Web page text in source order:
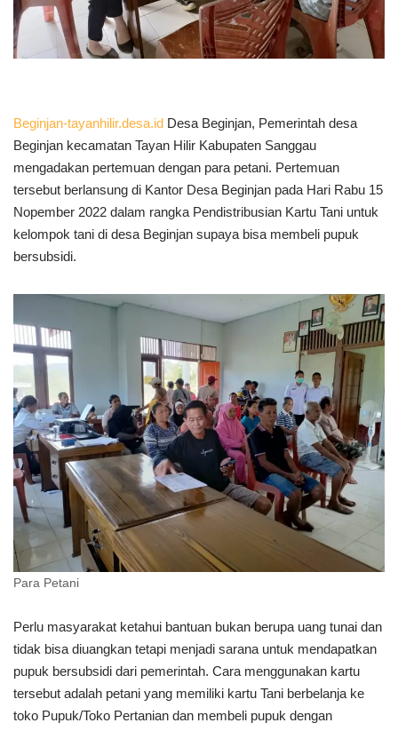
Beginjan-tayanhilir.desa.id Desa Beginjan, Pemerintah desa
Beginjan kecamatan Tayan Hilir Kabupaten Sanggau
mengadakan pertemuan dengan para petani. Pertemuan
tersebut berlansung di Kantor Desa Beginjan pada Hari Rabu 15
Nopember 2022 dalam rangka Pendistribusian Kartu Tani untuk
kelompok tani di desa Beginjan supaya bisa membeli pupuk
bersubsidi.
Para Petani
Perlu masyarakat ketahui bantuan bukan berupa uang tunai dan
tidak bisa diuangkan tetapi menjadi sarana untuk mendapatkan
pupuk bersubsidi dari pemerintah. Cara menggunakan kartu
tersebut adalah petani yang memiliki kartu Tani berbelanja ke
toko Pupuk/Toko Pertanian dan membeli pupuk dengan